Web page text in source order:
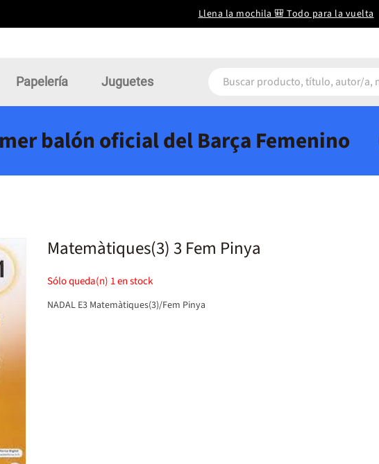
Llena la mochila 🎒 Todo para la vuelta
Papelería Juguetes
balón oficial del Barça Femenino
Matemàtiques(3) 3 Fem Pinya
Sólo queda(n) 1en stock
NADAL E3 Matemàtiques(3)/Fem Pinya